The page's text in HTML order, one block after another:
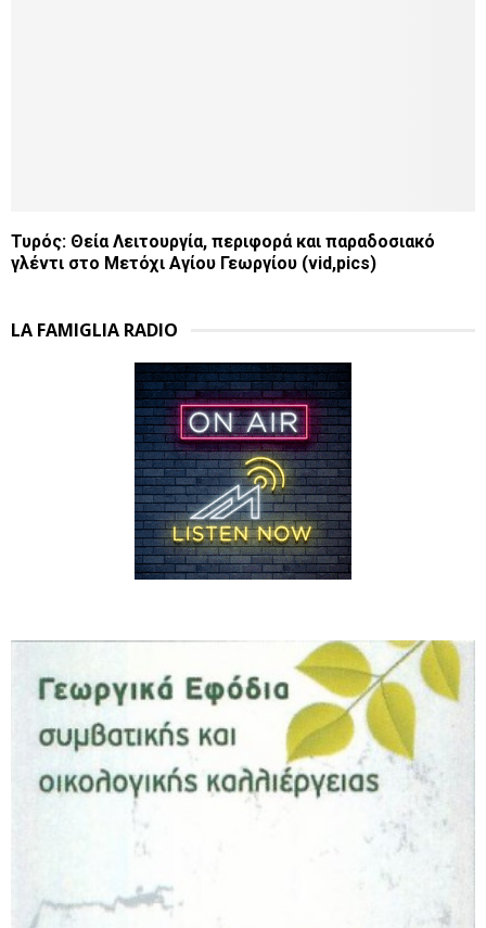
Τυρός: Θεία Λειτουργία, περιφορά και παραδοσιακό
γλέντι στο Μετόχι Αγίου Γεωργίου (vid,pics)
LA FAMIGLIA RADIO